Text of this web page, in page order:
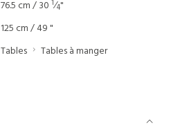
76.5 cm / 30 1⁄4"
125 cm / 49 "
Tables Tables à manger